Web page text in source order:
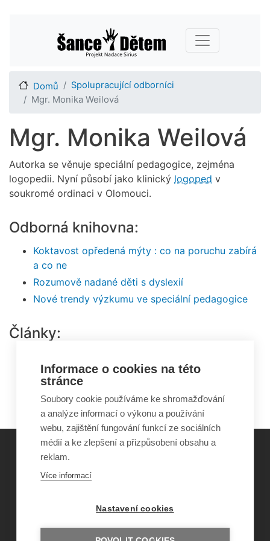
hlavnímu
obsahu
Main navigation
Domů
Spolupracující odborníci
Mgr. Monika Weilová
Mgr. Monika Weilová
Autorka se věnuje speciální pedagogice, zejména
logopedii. Nyní působí jako klinický logoped v
soukromé ordinaci v Olomouci.
Odborná knihovna:
Koktavost opředená mýty : co na poruchu zabírá
a co ne
Rozumově nadané děti s dyslexií
Nové trendy výzkumu ve speciální pedagogice
Články:
Vzdělávání dětí s narušenou komunikační
schopností
©Obecně prospěšná společnost Sirius
ISSN 1805-8876
nazory@sancedetem.cz
Odběr novinek e-mailem
Informace o cookies na této
stránce
Soubory cookie používáme ke shromažďování
a analýze informací o výkonu a používání
webu, zajištění fungování funkcí ze sociálních
médií a ke zlepšení a přizpůsobení obsahu a
reklam.
Více informací
Nastavení cookies